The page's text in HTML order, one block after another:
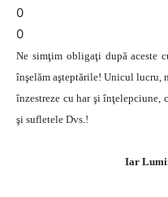
0
0
Ne simţim obligaţi după aceste
înşelăm aşteptările! Unicul lucru,
înzestreze cu har şi înţelepciune,
şi sufletele Dvs.!
Iar